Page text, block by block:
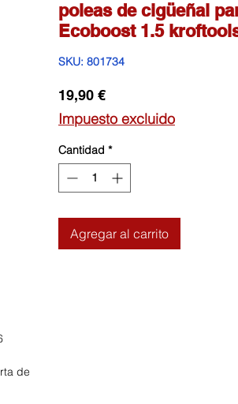
de
poleas de cigüeñal
Ecoboost 1.5
SKU: 801734
19,90 €Precio
Impuesto excluido
Cantidad *
Agregar al carrito